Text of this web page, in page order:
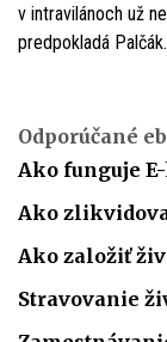
v intravilánoch už
predpokladá Palčák.
Odporúčané
Ako funguje
Ako
Ako založiť
Stravovanie